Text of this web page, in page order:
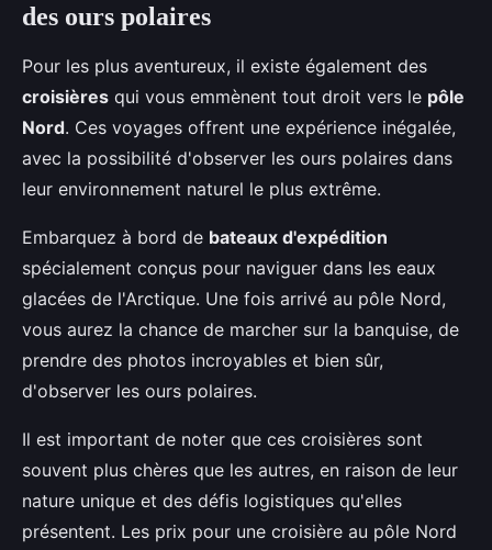
des ours polaires
Pour les plus aventureux, il existe également des
croisières qui vous emmènent tout droit vers le pôle
Nord. Ces voyages offrent une expérience inégalée,
avec la possibilité d'observer les ours polaires dans
leur environnement naturel le plus extrême.
Embarquez à bord de bateaux d'expédition
spécialement conçus pour naviguer dans les eaux
glacées de l'Arctique. Une fois arrivé au pôle Nord,
vous aurez la chance de marcher sur la banquise, de
prendre des photos incroyables et bien sûr,
d'observer les ours polaires.
Il est important de noter que ces croisières sont
souvent plus chères que les autres, en raison de leur
nature unique et des défis logistiques qu'elles
présentent. Les prix pour une croisière au pôle Nord